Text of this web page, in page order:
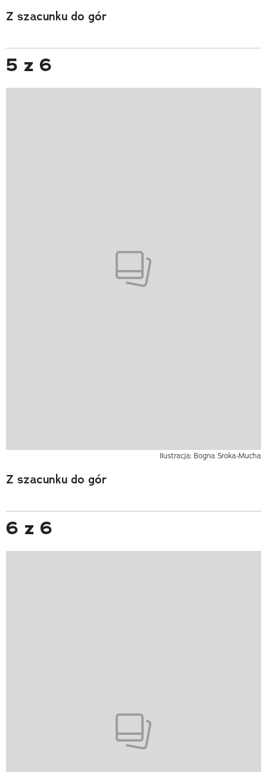
Z szacunku do gór
5 z 6
Ilustracja: Bogna Sroka-Mucha
Z szacunku do gór
6 z 6